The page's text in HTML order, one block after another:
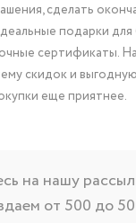
сделать
подарки для
сертификаты.
скидок и
еще приятнее.
на нашу
от 500 до